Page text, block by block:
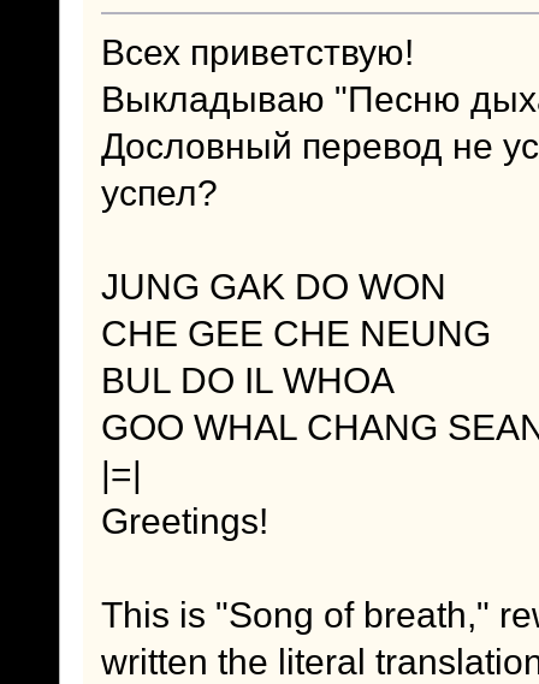
Всех приветствую!
Выкладываю "Песню
Дословный перевод не
успел?
JUNG GAK DO WON
CHE GEE CHE NEUNG
BUL DO IL WHOA
GOO WHAL CHANG
|=|
Greetings!
This is "Song of breath,"
written the literal